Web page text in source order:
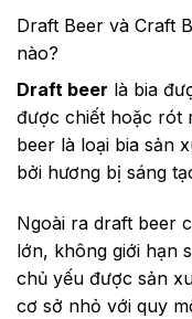
Draft Beer và Craft
nào?
Draft beer là bia
được chiết hoặc rót
beer là loại bia sản
bởi hương bị sáng
Ngoài ra draft beer
lớn, không giới hạn
chủ yếu được sản
cơ sở nhỏ với quy